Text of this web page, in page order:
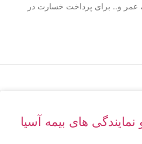
عمر و.. برای پرداخت خسارت در
های بیمه آسیا